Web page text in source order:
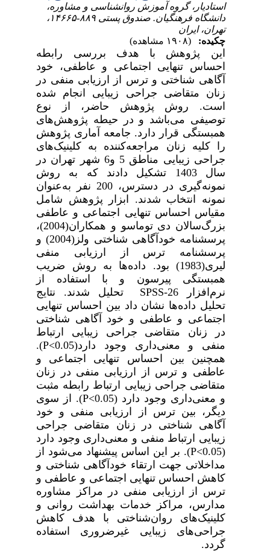
استادیار، گروه آموزش روانشناسی و مشاوره،
دانشگاه فرهنگیان. صندوق پستی ۸۸۹-۱۴۶۶۵،
تهران، ایران
چکیده:
این پژوهش با هدف بررسی رابطه
احساس تنهایی اجتماعی و عاطفی، خود
آگاهی شناختی و ترس از ارزیابی منفی در
زنان متقاضی جراحی زیبایی انجام شده
است. روش پژوهش حاضر، از نوع
توصیفی می‌باشد و در حیطه پژوهش‌های
همبستگی قرار دارد. جامعه آماری پژوهش
را کلیه زنان مراجعه‌کننده به کلینیک‌های
جراحی زیبایی مناطق 5 و6
شهر تهران در
سال 1403 تشکیل دادند که به روش
نمونه‌گیری در دسترس، 200 نفر به‌عنوان
نمونه انتخاب شدند. ابزار
پژوهش شامل
مقیاس احساس تنهایی اجتماعی و عاطفی
بزرگ‌سالان دی ‌توماسو و همکاران(2004)،
پرسشنامه خودآگاهی شناختی ولز(2004) و
پرسشنامه ترس از ارزیابی منفی
لیری(1983) بود. داده‌ها
به
روش ضریب
همبستگی پیرسون و
استفاده
از
نرم‌افزارSPSS-26 تحلیل شدند.
نتایج
تحلیل داده‌ها نشان دادبین احساس تنهایی
اجتماعی و عاطفی و خود آگاهی شناختی
در زنان متقاضی جراحی زیبایی ارتباط
منفی و معنی‌داری وجود دارد (
P<0.05
).
همچنین بین احساس تنهایی اجتماعی و
عاطفی و ترس از ارزیابی منفی در زنان
متقاضی جراحی زیبایی ارتباط رابطه مثبت
و معنی‌داری وجود دارد ( P<0.05). از سوی
دیگر،بین ترس از ارزیابی منفی و خود
آگاهی شناختی در زنان متقاضی جراحی
زیبایی ارتباط منفی و معنی‌داری وجود دارد
P<0.05). بر این اساس پیشنهاد می‌شود از
مداخلاتی جهت ارتقاء خودآگاهی شناختی و
کاهش احساس تنهایی اجتماعی و عاطفی و
ترس از ارزیابی منفی در مراکز مشاوره
مدارس، مراکز خدمات بهداشت روانی و
کلینیک‌های روان‌شناختی با هدف کاهش
جراحی‌های زیبایی غیرضروری استفاده
گردد.